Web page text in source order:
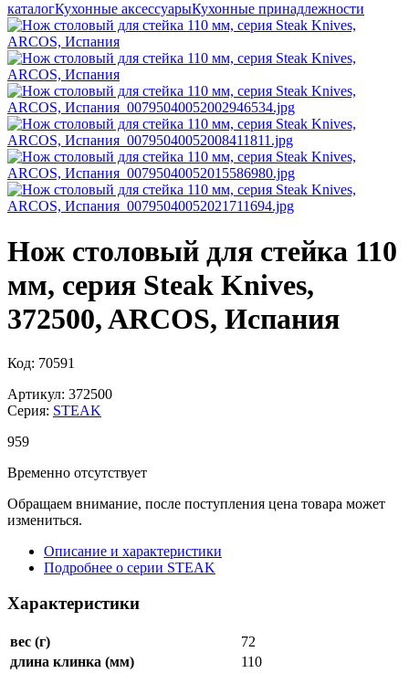
каталогКухонные аксессуарыКухонные принадлежности
Нож столовый для стейка 110
мм, серия Steak Knives,
372500, ARCOS, Испания
Код: 70591
Артикул: 372500
Серия: STEAK
959
Временно отсутствует
Обращаем внимание, после поступления цена товара может
измениться.
Описание и характеристики
Подробнее о серии STEAK
Характеристики
вес (г)
72
длина клинка (мм)
110